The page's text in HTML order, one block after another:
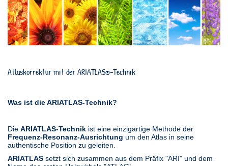
Atlaskorrektur mit der ARIATLAS®-Technik
Was ist die ARIATLAS-Technik?
Die ARIATLAS-Technik ist eine einzigartige Methode der
Frequenz-Resonanz-Ausrichtung um den Atlas in seine
authentische Position zu geleiten.
ARIATLAS setzt sich zusammen aus dem Präfix "ARI" und dem